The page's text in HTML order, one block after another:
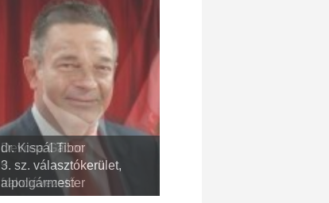
dr. Kispál Tibor
3. sz. választókerület,
alpolgármester
Devosa Gábor
9. sz. választókerület,
frakcióvezető